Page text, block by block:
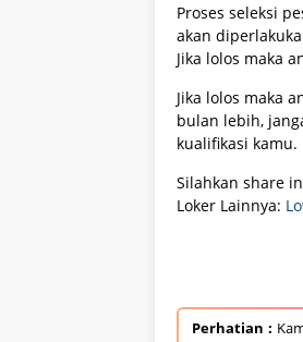
Proses seleksi
akan
Jika lolos maka
Jika lolos maka
bulan lebih,
kualifikasi kamu.
Silahkan share
Loker Lainnya:
Perhatian :